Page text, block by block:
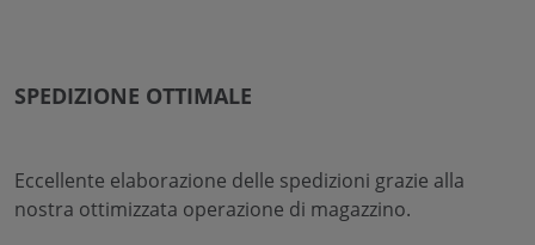
SPEDIZIONE OTTIMALE
Eccellente elaborazione delle spedizioni grazie alla
nostra ottimizzata operazione di magazzino.